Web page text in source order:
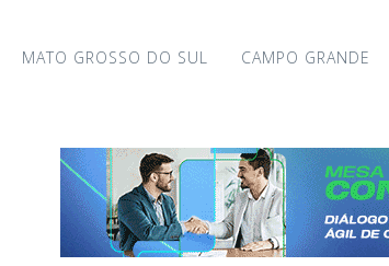
MATO GROSSO DO SUL CAMPO GRANDE